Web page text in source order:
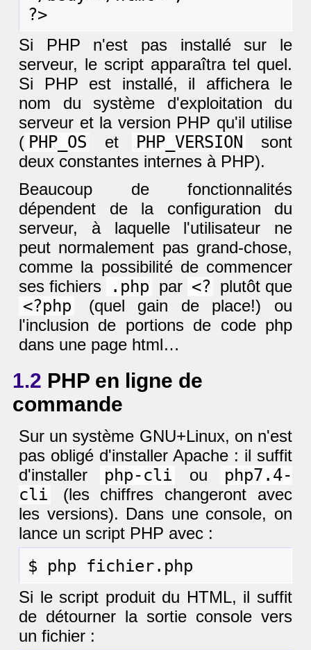
Si PHP n'est pas installé sur le
serveur, le script apparaîtra tel quel.
Si PHP est installé, il affichera le
nom du système d'exploitation du
serveur et la version PHP qu'il utilise
( PHP_OS et PHP_VERSION
sont
deux constantes internes à PHP).
Beaucoup de fonctionnalités
dépendent de la configuration du
serveur, à laquelle l'utilisateur ne
peut normalement pas grand-chose,
comme la possibilité de commencer
ses fichiers
.php par <? plutôt que
<?php
(quel gain de place!) ou
l'inclusion de portions de code php
dans une page html…
1.2 PHP en ligne de
commande
Sur un système GNU+Linux, on n'est
pas obligé d'installer Apache : il suffit
d'installer
php-cli ou
php7.4-
cli
(les chiffres changeront avec
les versions). Dans une console, on
lance un script PHP avec :
Si le script produit du HTML, il suffit
de détourner la sortie console vers
un fichier :